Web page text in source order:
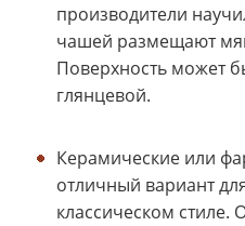
производители
чашей размещают
Поверхность может
глянцевой.
Керамические или
отличный вариант
классическом